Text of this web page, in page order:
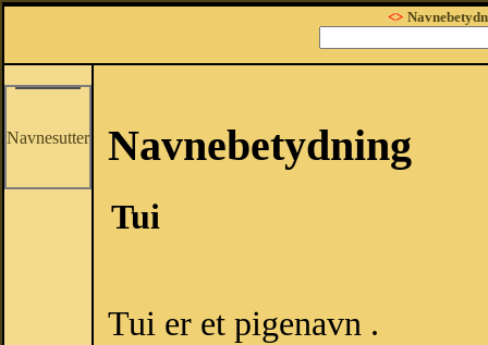
<>
Navnesutter Navnebetydning
Tui
Tui er et pigenavn .